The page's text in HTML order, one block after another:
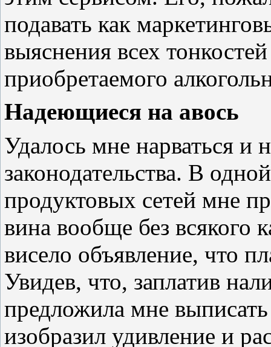
подавать как
выяснения всех
приобретаемого
Надеющиеся на авось
Удалось мне нарваться и
законодательства. В
продуктовых сетей мне
вина вообще без всякого
висело объявление, что
Увидев, что, заплатив
предложила мне
изобразил удивление и